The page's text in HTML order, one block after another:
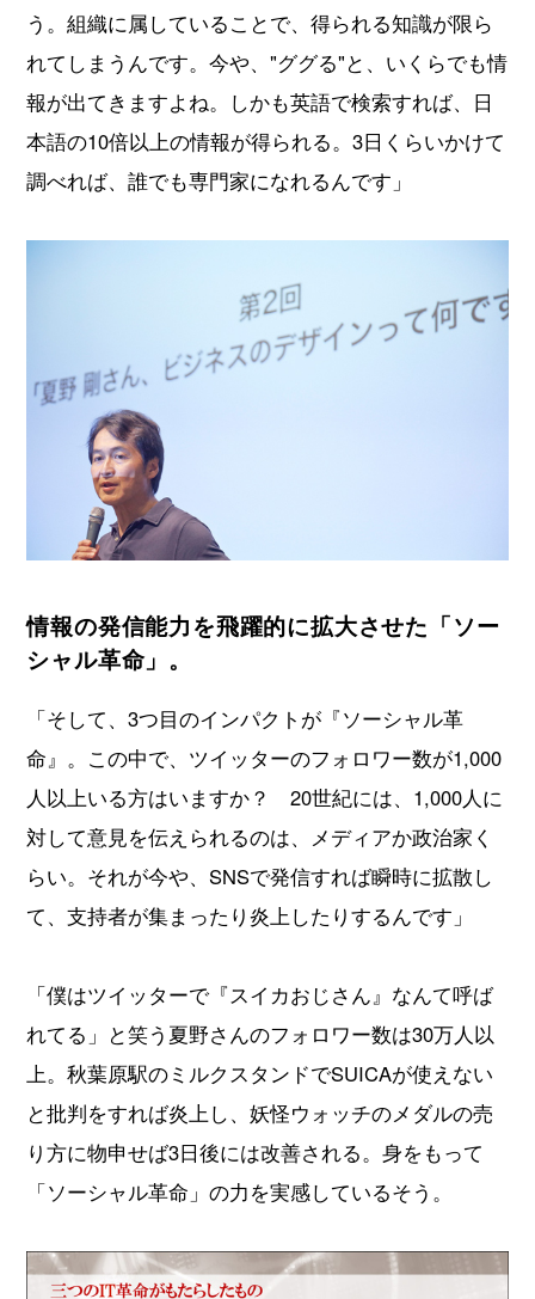
う。組織に属していることで、得られる知識が限ら
れてしまうんです。今や、"ググる"と、いくらでも情
報が出てきますよね。しかも英語で検索すれば、日
本語の10倍以上の情報が得られる。3日くらいかけて
調べれば、誰でも専門家になれるんです」
情報の発信能力を飛躍的に拡大させた「ソー
シャル革命」。
「そして、3つ目のインパクトが『ソーシャル革
命』。この中で、ツイッターのフォロワー数が1,000
人以上いる方はいますか？ 20世紀には、1,000人に
対して意見を伝えられるのは、メディアか政治家く
らい。それが今や、SNSで発信すれば瞬時に拡散し
て、支持者が集まったり炎上したりするんです」
「僕はツイッターで『スイカおじさん』なんて呼ば
れてる」と笑う夏野さんのフォロワー数は30万人以
上。秋葉原駅のミルクスタンドでSUICAが使えない
と批判をすれば炎上し、妖怪ウォッチのメダルの売
り方に物申せば3日後には改善される。身をもって
「ソーシャル革命」の力を実感しているそう。